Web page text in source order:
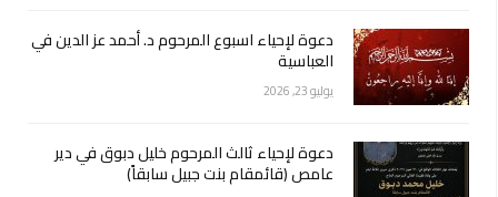
دعوة لإحياء اسبوع المرحوم د. أحمد عز الدين في
العباسية
يوليو 23, 2026
دعوة لإحياء ثالث المرحوم خليل دبوق في دير
عامص (قائمقام بنت جبيل سابقاً)